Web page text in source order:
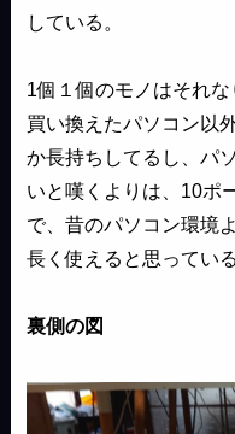
している。
1個１個のモノはそれ
買い換えたパソコン以
か長持ちしてるし、パ
いと嘆くよりは、10ポ
で、昔のパソコン環境
長く使えると思っている
裏側の図